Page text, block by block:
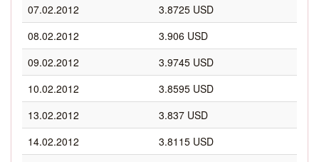
07.02.2012
3.8725 USD
08.02.2012
3.906 USD
09.02.2012
3.9745 USD
10.02.2012
3.8595 USD
13.02.2012
3.837 USD
14.02.2012
3.8115 USD